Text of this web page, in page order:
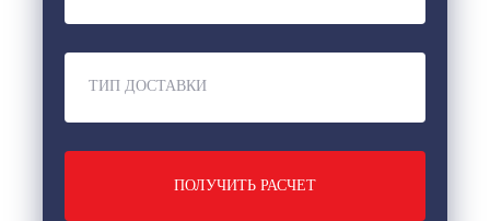
ТИП ДОСТАВКИ